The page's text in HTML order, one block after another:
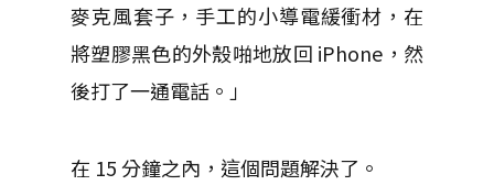
麥克風套子，手工的小導電緩衝材，在
將塑膠黑色的外殼啪地放回 iPhone，然
後打了一通電話。」
在 15 分鐘之內，這個問題解決了。